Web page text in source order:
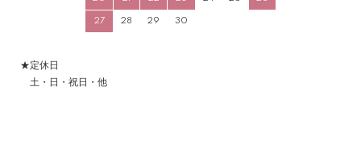
27 28 29 30
★定休日
土・日・祝日・他